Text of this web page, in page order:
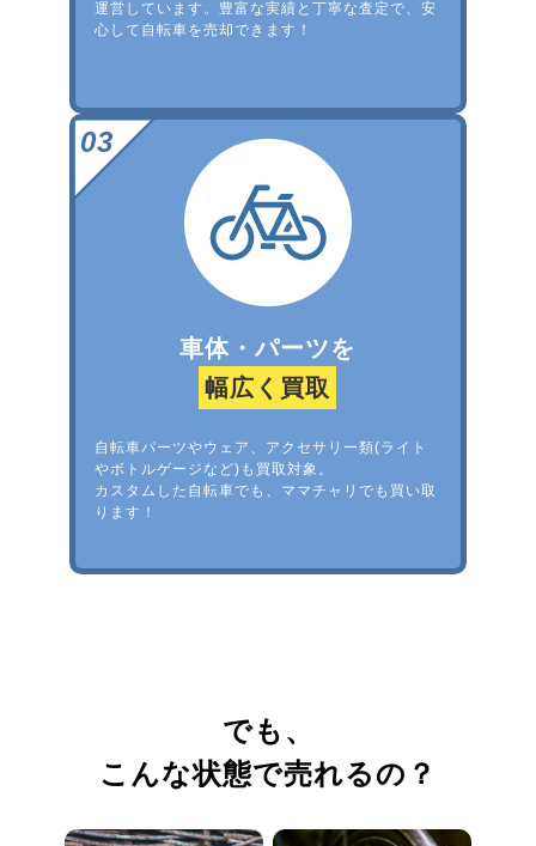
運営しています。豊富な実績と丁寧な査定で、安
心して自転車を売却できます！
車体・パーツを
幅広く買取
自転車パーツやウェア、アクセサリー類(ライト
やボトルゲージなど)も買取対象。
カスタムした自転車でも、ママチャリでも買い取
ります！
でも、
こんな状態で売れるの？